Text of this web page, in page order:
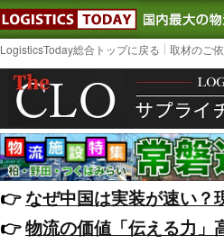
LOGISTICS
LogisticsToday総合トップに戻る 取材のご
👉️なぜ中国は実装が速い？
👉️物流の価値「伝える力」